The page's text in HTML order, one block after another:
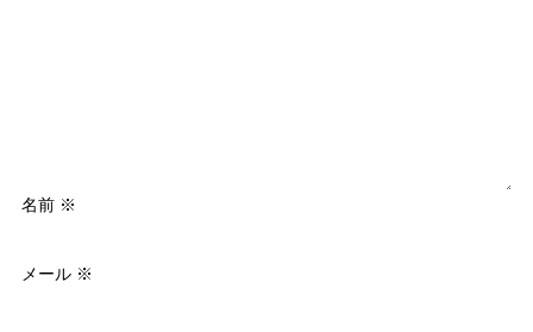
名前 ※
メール ※